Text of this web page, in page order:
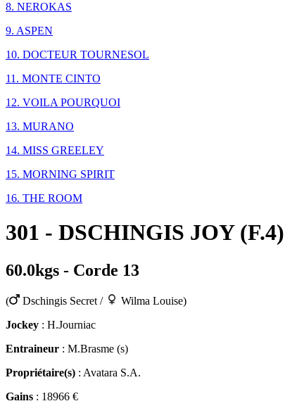
8. NEROKAS
9. ASPEN
10. DOCTEUR TOURNESOL
11. MONTE CINTO
12. VOILA POURQUOI
13. MURANO
14. MISS GREELEY
15. MORNING SPIRIT
16. THE ROOM
301 - DSCHINGIS JOY (F.4)
60.0kgs - Corde 13
( Dschingis Secret /
Wilma Louise)
Jockey : H.Journiac
Entraineur : M.Brasme (s)
Propriétaire(s) : Avatara S.A.
Gains : 18966 €